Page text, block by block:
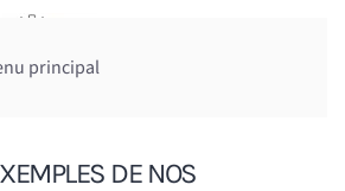
principal
DE NOS